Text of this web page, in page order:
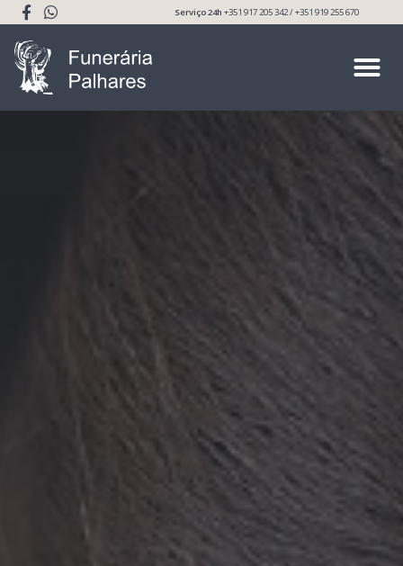
Serviço 24h+351 917 205 342 / +351 919 255 670